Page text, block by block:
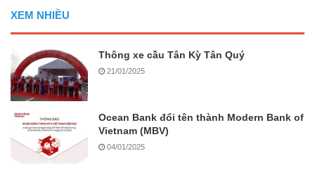
XEM NHIỀU
Thông xe cầu Tân Kỳ Tân Quý
21/01/2025
Ocean Bank đổi tên thành Modern Bank of
Vietnam (MBV)
04/01/2025